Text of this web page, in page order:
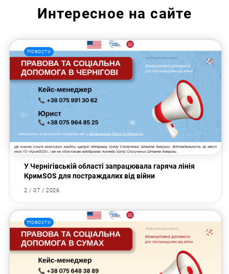
Интересное на сайте
Новости
У Чернігівській області запрацювала гаряча лінія
КримSOS для постраждалих від війни
2 / 07 / 2026
Новости